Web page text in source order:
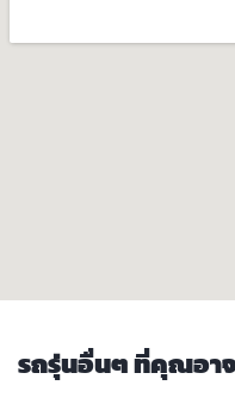
รถรุ่นอื่นๆ ที่คุณอา